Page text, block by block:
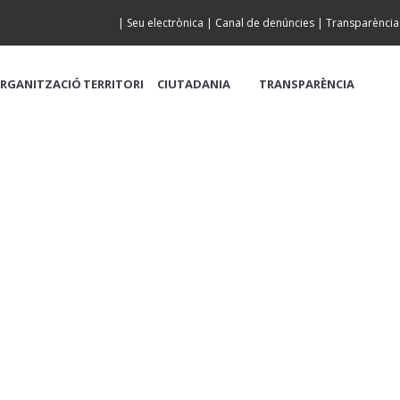
| Seu electrònica | Canal de denúncies | Transparència
TERRITORI CIUTADANIA TRANSPARÈNCIA